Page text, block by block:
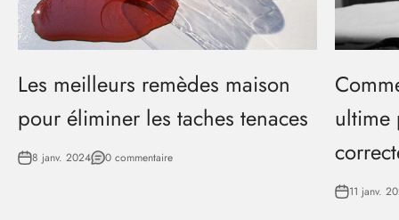
Les meilleurs remèdes maison
pour éliminer les taches tenaces
8 janv. 2024 0 commentaire
ultime
11 janv.